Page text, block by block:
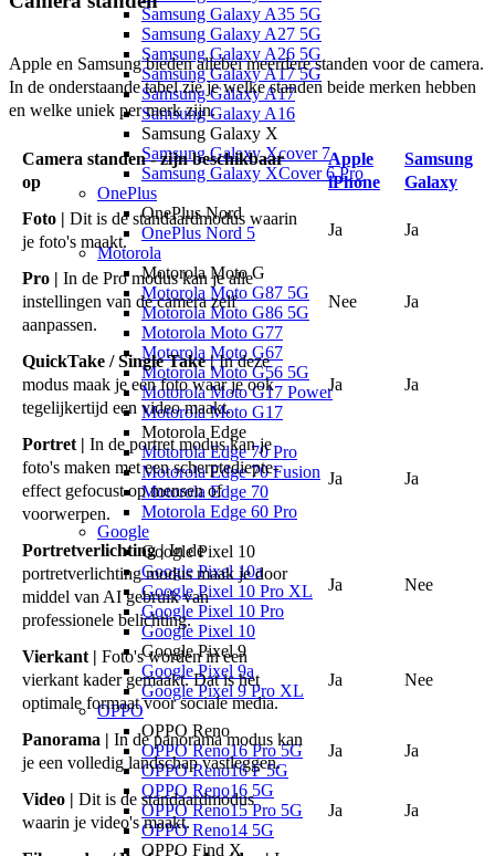
Samsung Galaxy A35 5G
Samsung Galaxy A27 5G
Samsung Galaxy A26 5G
Samsung Galaxy A17 5G
Samsung Galaxy A17
Samsung Galaxy A16
Samsung Galaxy X
Samsung Galaxy Xcover 7
Samsung Galaxy XCover 6 Pro
OnePlus
OnePlus Nord
OnePlus Nord 5
Motorola
Motorola Moto G
Motorola Moto G87 5G
Motorola Moto G86 5G
Motorola Moto G77
Motorola Moto G67
Motorola Moto G56 5G
Motorola Moto G17 Power
Motorola Moto G17
Motorola Edge
Motorola Edge 70 Pro
Motorola Edge 70 Fusion
Motorola Edge 70
Motorola Edge 60 Pro
Google
Google Pixel 10
Google Pixel 10a
Google Pixel 10 Pro XL
Google Pixel 10 Pro
Google Pixel 10
Google Pixel 9
Google Pixel 9a
Google Pixel 9 Pro XL
OPPO
OPPO Reno
OPPO Reno16 Pro 5G
OPPO Reno16 F 5G
OPPO Reno16 5G
OPPO Reno15 Pro 5G
OPPO Reno14 5G
OPPO Find X
Apple en Samsung bieden allebei meerdere standen voor de camera.
In de onderstaande tabel zie je welke standen beide merken hebben
en welke uniek per merk zijn.
Camera standen - zijn beschikbaar
op
Apple
iPhone
Samsung
Galaxy
Foto | Dit is de standaardmodus waarin
je foto's maakt.
Ja Ja
Pro | In de Pro modus kan je alle
instellingen van de camera zelf
aanpassen.
Nee Ja
QuickTake / Single Take |In deze
modus maak je een foto waar je ook
tegelijkertijd een video maakt.
Ja Ja
Portret | In de portret modus kan je
foto's maken met een scherptediepte-
effect gefocust op mensen of
voorwerpen.
Ja Ja
Portretverlichting |In de
portretverlichting modus maak je door
middel van AI gebruik van
professionele belichting.
Ja Nee
Vierkant | Foto's worden in een
vierkant kader gemaakt. Dat is het
optimale formaat voor sociale media.
Ja Nee
Panorama | In de panorama modus kan
je een volledig landschap vastleggen.
Ja Ja
Video | Dit is de standaardmodus
waarin je video's maakt.
Ja Ja